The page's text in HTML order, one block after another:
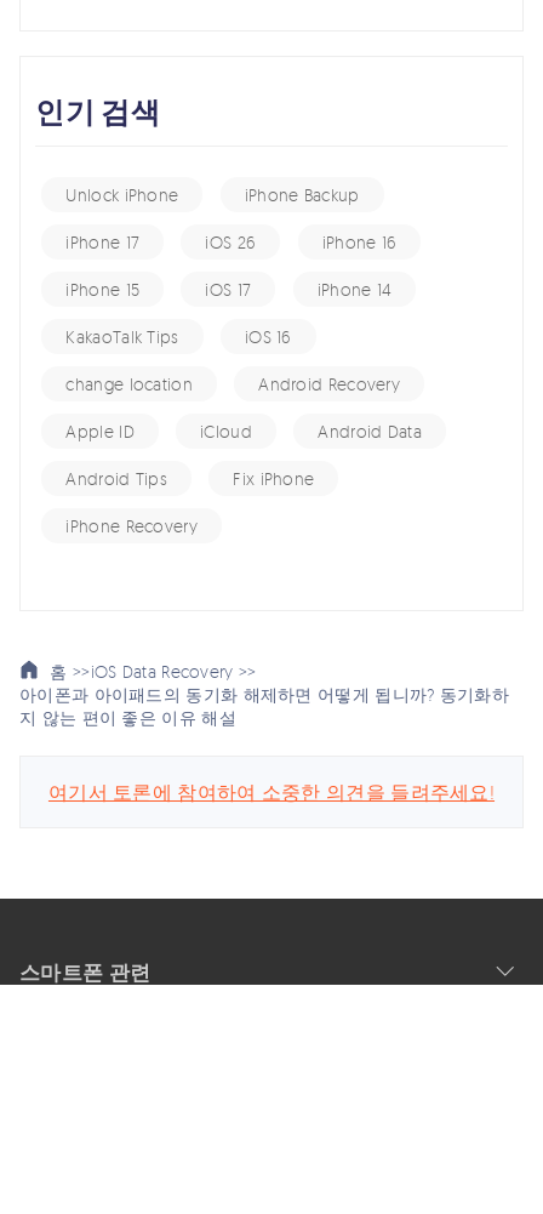
인기 검색
Unlock iPhone iPhone Backup
iPhone 17 iOS 26 iPhone 16
iPhone 15 iOS 17 iPhone 14
KakaoTalk Tips iOS 16
change location Android Recovery
Apple ID iCloud Android Data
Android Tips Fix iPhone
iPhone Recovery
홈 >>iOS Data Recovery >>
아이폰과 아이패드의 동기화 해제하면 어떻게 됩니까? 동기화하
지 않는 편이 좋은 이유 해설
여기서 토론에 참여하여 소중한 의견을 들려주세요!
스마트폰 관련